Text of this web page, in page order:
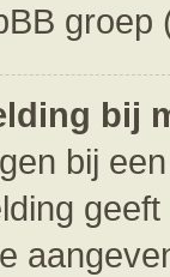
bij
bij